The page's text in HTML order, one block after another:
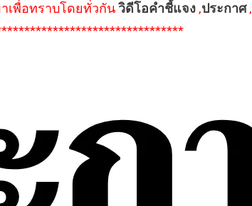
เพื่อทราบโดยทั่วกันวิดีโอคำชี้แจง,ประกาศ,